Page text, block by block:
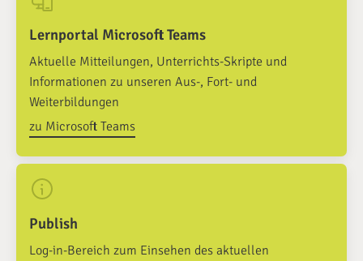
Lernportal Microsoft Teams
Aktuelle Mitteilungen, Unterrichts-Skripte und
Informationen zu unseren Aus-, Fort- und
Weiterbildungen
zu Microsoft Teams
Publish
Log-in-Bereich zum Einsehen des aktuellen